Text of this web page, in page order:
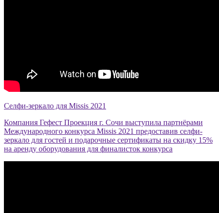
Селфи-зеркало для Missis 2021
Компания Гефест Проекция г. Сочи выступила партнёрами
Международного конкурса Missis 2021 предоставив селфи-
зеркало для гостей и подарочные сертификаты на скидку 15%
на аренду оборудования для финалисток конкурса